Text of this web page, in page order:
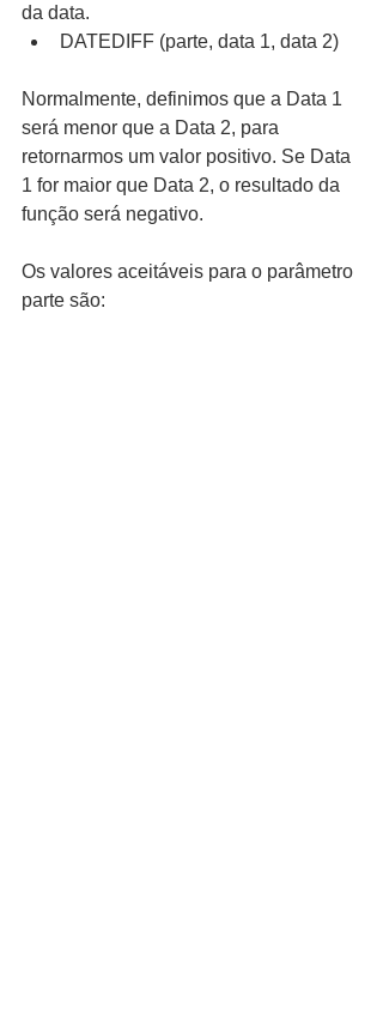
da data.
DATEDIFF (parte, data 1, data 2)
Normalmente, definimos que a Data 1
será menor que a Data 2, para
retornarmos um valor positivo. Se Data
1 for maior que Data 2, o resultado da
função será negativo.
Os valores aceitáveis para o parâmetro
parte são: